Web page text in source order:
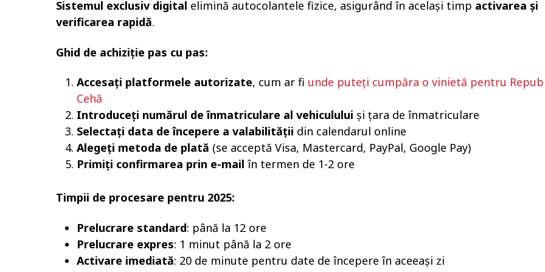
Sistemul exclusiv digital elimină autocolantele fizice, asigurând în același timp activarea și
verificarea rapidă.
Ghid de achiziție pas cu pas:
Accesați platformele autorizate, cum ar fi unde puteți cumpăra o vinietă pentru
Cehă
Introduceți numărul de înmatriculare al vehiculului și țara de înmatriculare
Selectați data de începere a valabilității din calendarul online
Alegeți metoda de plată (se acceptă Visa, Mastercard, PayPal, Google Pay)
Primiți confirmarea prin e-mail în termen de 1-2 ore
Timpii de procesare pentru 2025:
Prelucrare standard: până la 12 ore
Prelucrare expres: 1 minut până la 2 ore
Activare imediată: 20 de minute pentru date de începere în aceeași zi